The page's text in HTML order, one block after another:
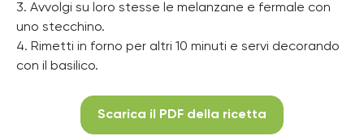
3. Avvolgi su loro stesse le melanzane e fermale con
uno stecchino.
4. Rimetti in forno per altri 10 minuti e servi decorando
con il basilico.
Scarica il PDF della ricetta